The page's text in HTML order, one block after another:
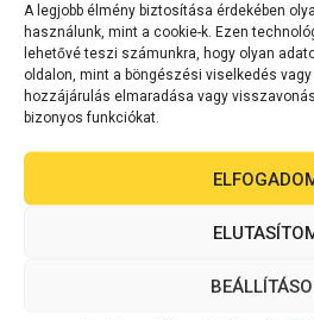
A legjobb élmény biztosítása érdekében
használunk, mint a cookie-k. Ezen
lehetővé teszi számunkra, hogy olyan
oldalon, mint a böngészési viselkedés
hozzájárulás elmaradása vagy
bizonyos funkciókat.